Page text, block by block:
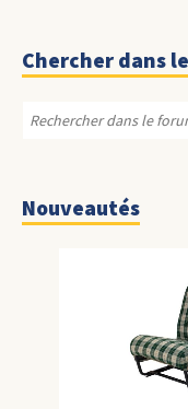
Chercher dans
Nouveautés